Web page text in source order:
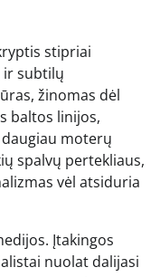
stipriai
subtilų
žinomas dėl
baltos linijos,
moterų
spalvų pertekliaus,
vėl atsiduria
Įtakingos
nuolat dalijasi